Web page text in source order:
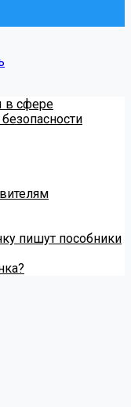
в сфере
пишут пособники